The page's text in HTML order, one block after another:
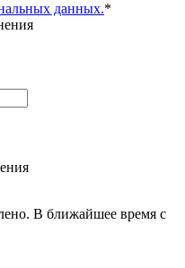
данных.*
В ближайшее время с